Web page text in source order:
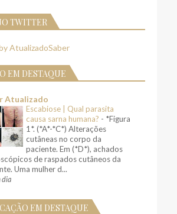
TWITTER
AtualizadoSaber
EM DESTAQUE
Atualizado
Escabiose | Qual parasita
causa sarna humana? - *Figura
1*. (*A*-*C*) Alterações
cutâneas no corpo da
paciente. Em (*D*), achados
de raspados cutâneos da
Uma mulher d...
dia
EM DESTAQUE